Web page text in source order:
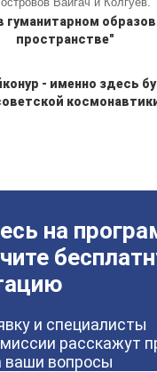
гуманитарном
пространстве"
- именно здесь
на
и специалисты
расскажут
ваши вопросы